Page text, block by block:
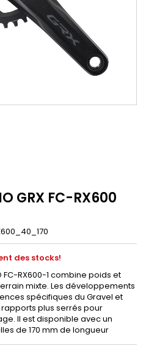
GRX FC-RX600
des stocks!
FC-RX600-1 combine poids et
mixte. Les développements
spécifiques du Gravel et
plus serrés pour
Il est disponible avec un
de 170 mm de longueur